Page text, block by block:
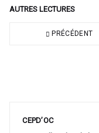
AUTRES LECTURES
PRÉCÉDENT
CEPD’OC